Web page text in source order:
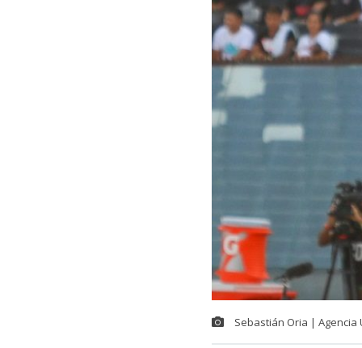
Sebastián Oria | Agencia